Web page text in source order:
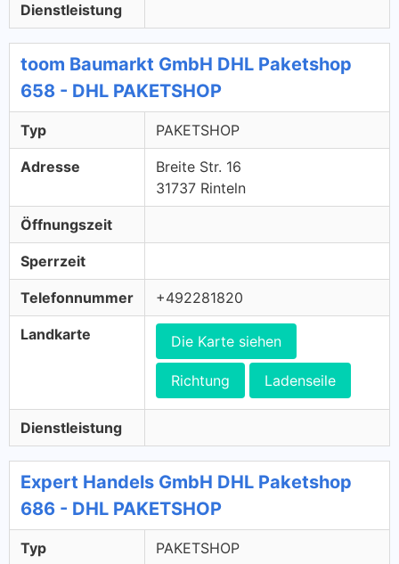
Dienstleistung
toom Baumarkt GmbH DHL Paketshop
658 - DHL PAKETSHOP
Typ PAKETSHOP
Adresse
Breite Str. 16
31737 Rinteln
Öffnungszeit
Sperrzeit
Telefonnummer +492281820
Landkarte Die Karte siehen
Richtung Ladenseile
Dienstleistung
Expert Handels GmbH DHL Paketshop
686 - DHL PAKETSHOP
Typ PAKETSHOP